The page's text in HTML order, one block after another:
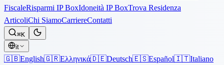
FiscaleRisparmi IP BoxIdoneità IP BoxTrova Residenza
ArticoliChi SiamoCarriereContatti
⌘K
it
🇬🇧English🇬🇷Ελληνικά🇩🇪Deutsch🇪🇸Español🇮🇹Italiano